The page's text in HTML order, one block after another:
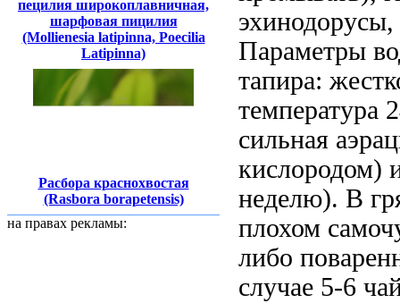
пецилия широкоплавничная,
шарфовая пицилия
(Mollienesia latipinna, Poecilia
Latipinna)
Расбора краснохвостая
(Rasbora borapetensis)
на правах рекламы:
Параметры
тапира:
температура
сильная
кислородом)
неделю). В
плохом
либо
случае 5-6